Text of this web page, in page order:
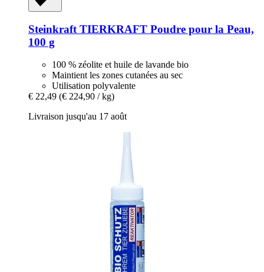
Steinkraft TIERKRAFT Poudre pour la Peau,
100 g
100 % zéolite et huile de lavande bio
Maintient les zones cutanées au sec
Utilisation polyvalente
€ 22,49 (€ 224,90 / kg)
Livraison jusqu'au 17 août